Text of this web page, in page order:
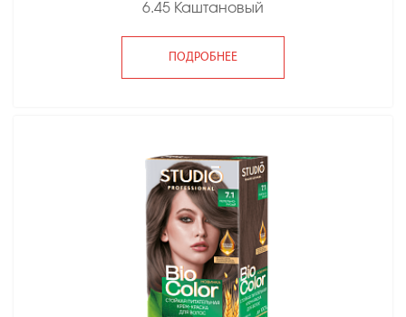
6.45 Каштановый
ПОДРОБНЕЕ